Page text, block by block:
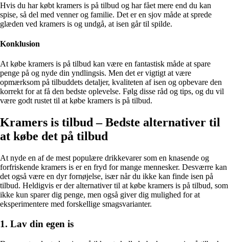
Hvis du har købt kramers is på tilbud og har fået mere end du kan
spise, så del med venner og familie. Det er en sjov måde at sprede
glæden ved kramers is og undgå, at isen går til spilde.
Konklusion
At købe kramers is på tilbud kan være en fantastisk måde at spare
penge på og nyde din yndlingsis. Men det er vigtigt at være
opmærksom på tilbuddets detaljer, kvaliteten af isen og opbevare den
korrekt for at få den bedste oplevelse. Følg disse råd og tips, og du vil
være godt rustet til at købe kramers is på tilbud.
Kramers is tilbud – Bedste alternativer til
at købe det på tilbud
At nyde en af ​​de mest populære drikkevarer som en knasende og
forfriskende kramers is er en fryd for mange mennesker. Desværre kan
det også være en dyr fornøjelse, især når du ikke kan finde isen på
tilbud. Heldigvis er der alternativer til at købe kramers is på tilbud, som
ikke kun sparer dig penge, men også giver dig mulighed for at
eksperimentere med forskellige smagsvarianter.
1. Lav din egen is